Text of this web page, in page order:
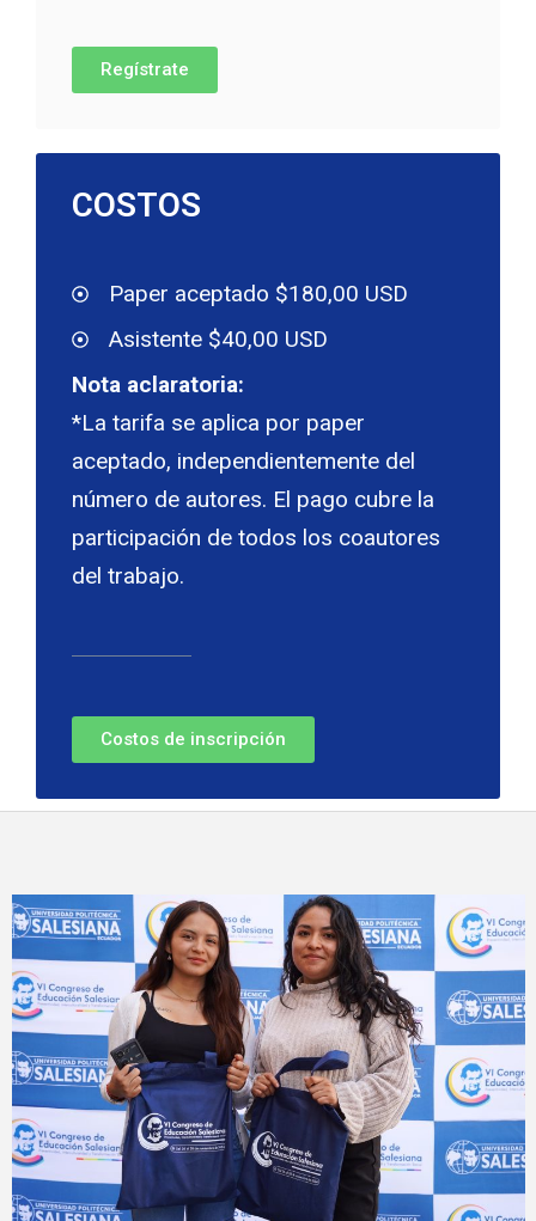
Regístrate
COSTOS
Paper aceptado $180,00 USD
Asistente $40,00 USD
Nota aclaratoria:
*La tarifa se aplica por paper
aceptado, independientemente del
número de autores. El pago cubre la
participación de todos los coautores
del trabajo.
Costos de inscripción